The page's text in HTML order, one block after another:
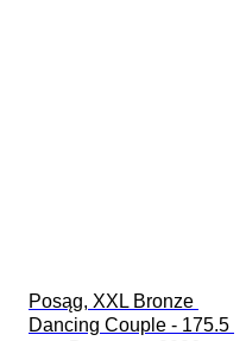
Posąg, XXL Bronze
Dancing Couple - 175.5